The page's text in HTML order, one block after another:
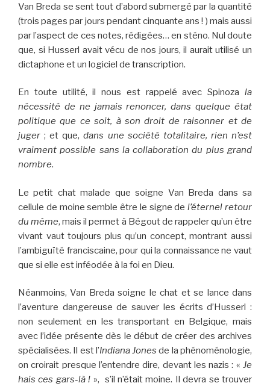
Van Breda se sent tout d’abord submergé par la quantité
(trois pages par jours pendant cinquante ans ! ) mais aussi
par l’aspect de ces notes, rédigées… en sténo. Nul doute
que, si Husserl avait vécu de nos jours, il aurait utilisé un
dictaphone et un logiciel de transcription.
En toute utilité, il nous est rappelé avec Spinoza la
nécessité de ne jamais renoncer, dans quelque état
politique que ce soit, à son droit de raisonner et de
juger ; et que,dans une société totalitaire, rien n’est
vraiment possible sans la collaboration du plus grand
nombre.
Le petit chat malade que soigne Van Breda dans sa
cellule de moine semble être le signe del’éternel retour
du même, mais il permet à Bégout de rappeler qu’un être
vivant vaut toujours plus qu’un concept, montrant aussi
l’ambiguïté franciscaine, pour qui la connaissance ne vaut
que si elle est inféodée à la foi en Dieu.
Néanmoins, Van Breda soigne le chat et se lance dans
l’aventure dangereuse de sauver les écrits d’Husserl :
non seulement en les transportant en Belgique, mais
avec l’idée présente dès le début de créer des archives
spécialisées. Il est l’Indiana Jones de la phénoménologie,
on croirait presque l’entendre dire, devant les nazis : « Je
hais ces gars-là ! », s’il n’était moine. Il devra se trouver